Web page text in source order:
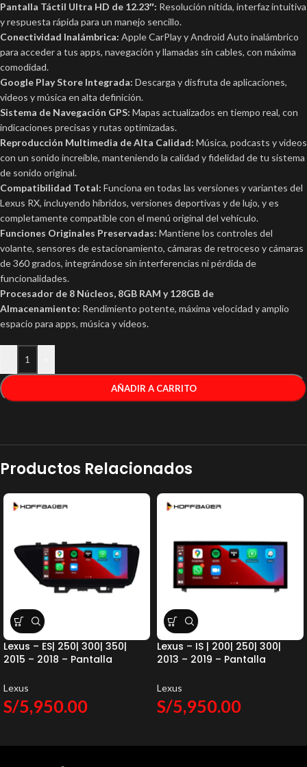
Pantalla Táctil Ultra HD de 12.23″: Resolución nítida, interfaz intuitiva
y respuesta rápida para un manejo sencillo.
Conectividad Inalámbrica: Apple CarPlay y Android Auto inalámbrico
para acceder a tus apps, navegación y llamadas sin cables, con máxima
comodidad.
Google Play Store Integrada: Descarga y disfruta de aplicaciones,
videos y música en alta definición.
Sistema de Navegación GPS: Mapas actualizados en tiempo real, con
indicaciones precisas y rutas optimizadas.
Reproducción Multimedia de Alta Calidad: Música, podcasts y videos
con un sonido increíble, manteniendo la calidad y fidelidad de tu sistema
de sonido original.
Compatibilidad Total: Funciona en todas las versiones y variantes del
Lexus RX, incluyendo híbridos, versiones deportivas y de lujo, y es
completamente compatible con el menú original del vehículo.
Funciones Originales Preservadas: Mantiene los controles del
volante, sensores de estacionamiento, cámaras de retroceso y cámaras
de 360 grados, integrándose sin interferencias ni pérdida de
funcionalidades.
Procesador de 8 Núcleos, 8GB RAM y 128GB de
Almacenamiento: Rendimiento potente, máxima velocidad y amplio
espacio para apps, música y videos.
AÑADIR A CARRITO
Productos Relacionados
Lexus – ES| 250| 300| 350|
2015 – 2018 – Pantalla
Hoffmann & Baüer
Lexus
S/5,950.00
Lexus – IS | 200| 250| 300|
2013 – 2019 – Pantalla
Hoffmann & Baüer
Lexus
S/5,950.00